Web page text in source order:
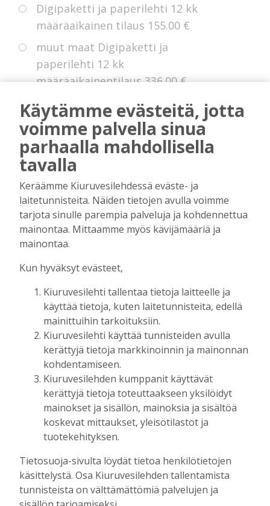
Digipaketti ja paperilehti 12 kk
määräaikainen tilaus 155.00 €
muut maat Digipaketti ja
paperilehti 12 kk
määräaikainentilaus336.00 €
Eurooppa Digipaketti ja paperilehti
12 kk kestotilaus 225.00 €
ole ollut digitilausta voimassa edellisten 14
kuukauden aikana.
Tilausten sisältö
DigitilaussisältääKiuruvesilehti.fi
uutisvirran, uudet näköislehdet,
näköislehtien arkiston ja tulevaisuudessa
sähköpostiin lähetettävän uutiskirjeen.
Digitilaukseen kuuluva Kiuruvesi-lehden
näköislehtijulkaistaan tiistai-iltaisin klo 20
osoitteessa kiuruvesilehti.fi/nakoislehti.
Paperilehtitilaussisältää joka viikko
(paitsi vko 52) ilmestyvän paperilehden
julkaisemat erikois- ja liitelehdet.
Jos sinulla on kysymyksiä kansainvälisistä
Käytämme evästeitä, jotta
voimme palvella sinua
parhaalla mahdollisella
tavalla
Keräämme Kiuruvesilehdessä eväste- ja
laitetunnisteita. Näiden tietojen avulla voimme
tarjota sinulle parempia palveluja ja kohdennettua
mainontaa. Mittaamme myös kävijämääriä ja
mainontaa.
Kun hyväksyt evästeet,
Kiuruvesilehti tallentaa tietoja laitteelle ja
käyttää tietoja, kuten laitetunnisteita, edellä
mainittuihin tarkoituksiin.
Kiuruvesilehti käyttää tunnisteiden avulla
kerättyjä tietoja markkinoinnin ja mainonnan
kohdentamiseen.
Kiuruvesilehden kumppanit käyttävät
kerättyjä tietoja toteuttaakseen yksilöidyt
mainokset ja sisällön, mainoksia ja sisältöä
koskevat mittaukset, yleisötilastot ja
tuotekehityksen.
Tietosuoja-sivulta löydät tietoa henkilötietojen
käsittelystä. Osa Kiuruvesilehden tallentamista
tunnisteista on välttämättömiä palvelujen ja